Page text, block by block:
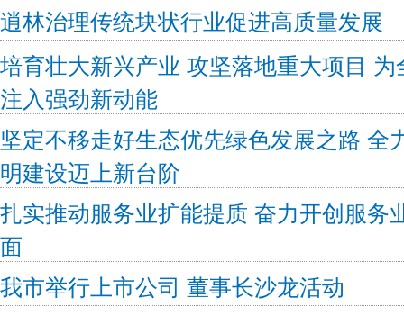
逍林治理传统块状行业促进高质量发展
培育壮大新兴产业 攻坚落地重大项目 为
注入强劲新动能
坚定不移走好生态优先绿色发展之路 全
明建设迈上新台阶
扎实推动服务业扩能提质 奋力开创服务
面
我市举行上市公司 董事长沙龙活动